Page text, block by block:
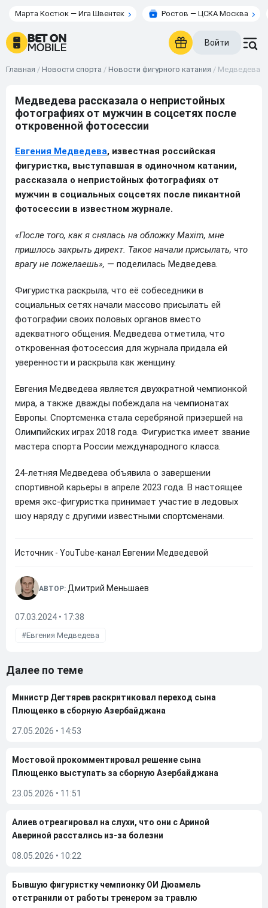
Марта Костюк — Ига Швентек Ростов — ЦСКА Москва
Войти
Главная / Новости спорта / Новости фигурного катания / Медведева
Медведева рассказала о непристойных
фотографиях от мужчин в соцсетях после
откровенной фотосессии
Евгения Медведева, известная российская
фигуристка, выступавшая в одиночном катании,
рассказала о непристойных фотографиях от
мужчин в социальных соцсетях после пикантной
фотосессии в известном журнале.
«После того, как я снялась на обложку Maxim, мне
пришлось закрыть директ. Такое начали присылать, что
врагу не пожелаешь», — поделилась Медведева.
Фигуристка раскрыла, что её собеседники в
социальных сетях начали массово присылать ей
фотографии своих половых органов вместо
адекватного общения. Медведева отметила, что
откровенная фотосессия для журнала придала ей
уверенности и раскрыла как женщину.
Евгения Медведева является двухкратной чемпионкой
мира, а также дважды побеждала на чемпионатах
Европы. Спортсменка стала серебряной призершей на
Олимпийских играх 2018 года. Фигуристка имеет звание
мастера спорта России международного класса.
24-летняя Медведева объявила о завершении
спортивной карьеры в апреле 2023 года. В настоящее
время экс-фигуристка принимает участие в ледовых
шоу наряду с другими известными спортсменами.
Источник - YouTube-канал Евгении Медведевой
АВТОР: Дмитрий Меньшаев
07.03.2024 • 17:38
Евгения Медведева
Далее по теме
Министр Дегтярев раскритиковал переход сына
Плющенко в сборную Азербайджана
27.05.2026 • 14:53
Мостовой прокомментировал решение сына
Плющенко выступать за сборную Азербайджана
23.05.2026 • 11:51
Алиев отреагировал на слухи, что они с Ариной
Авериной расстались из-за болезни
08.05.2026 • 10:22
Бывшую фигуристку чемпионку ОИ Дюамель
отстранили от работы тренером за травлю